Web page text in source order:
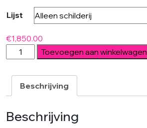
Lijst
€1,850.00
Blue
Horizon
groot
aantal
Toevoegen aan winkelwagen
Beschrijving
Beschrijving